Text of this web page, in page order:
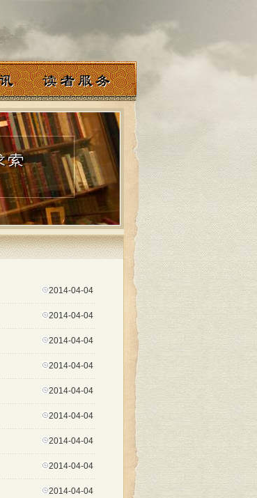
2014-04-04
2014-04-04
2014-04-04
2014-04-04
2014-04-04
2014-04-04
2014-04-04
2014-04-04
2014-04-04